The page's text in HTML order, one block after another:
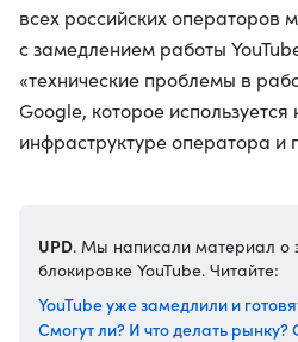
всех российских операторов
с замедлением работы
«технические проблемы в
Google, которое используется
инфраструктуре оператора и
UPD. Мы написали материал о
блокировке YouTube. Читайте:
YouTube уже замедлили и
Смогут ли? И что делать